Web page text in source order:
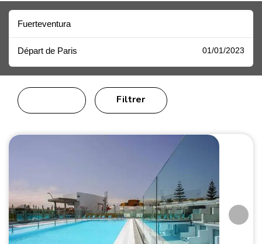
Fuerteventura
Départ de Paris 01/01/2023
Filtrer